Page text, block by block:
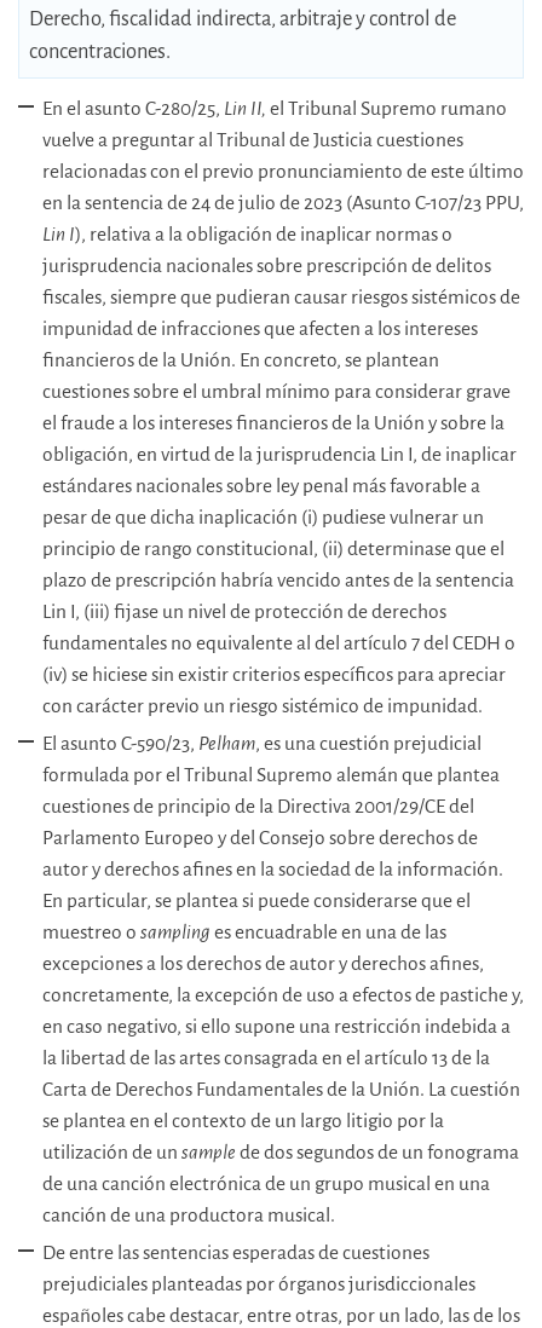
Derecho, fiscalidad indirecta, arbitraje y control de
concentraciones.
En el asunto C-280/25, Lin II, el Tribunal Supremo rumano
vuelve a preguntar al Tribunal de Justicia cuestiones
relacionadas con el previo pronunciamiento de este último
en la sentencia de 24 de julio de 2023 (Asunto C-107/23 PPU,
Lin I), relativa a la obligación de inaplicar normas o
jurisprudencia nacionales sobre prescripción de delitos
fiscales, siempre que pudieran causar riesgos sistémicos de
impunidad de infracciones que afecten a los intereses
financieros de la Unión. En concreto, se plantean
cuestiones sobre el umbral mínimo para considerar grave
el fraude a los intereses financieros de la Unión y sobre la
obligación, en virtud de la jurisprudencia Lin I, de inaplicar
estándares nacionales sobre ley penal más favorable a
pesar de que dicha inaplicación (i) pudiese vulnerar un
principio de rango constitucional, (ii) determinase que el
plazo de prescripción habría vencido antes de la sentencia
Lin I, (iii) fijase un nivel de protección de derechos
fundamentales no equivalente al del artículo 7 del CEDH o
(iv) se hiciese sin existir criterios específicos para apreciar
con carácter previo un riesgo sistémico de impunidad.
El asunto C-590/23, Pelham, es una cuestión prejudicial
formulada por el Tribunal Supremo alemán que plantea
cuestiones de principio de la Directiva 2001/29/CE del
Parlamento Europeo y del Consejo sobre derechos de
autor y derechos afines en la sociedad de la información.
En particular, se plantea si puede considerarse que el
muestreo o sampling es encuadrable en una de las
excepciones a los derechos de autor y derechos afines,
concretamente, la excepción de uso a efectos de pastiche y,
en caso negativo, si ello supone una restricción indebida a
la libertad de las artes consagrada en el artículo 13 de la
Carta de Derechos Fundamentales de la Unión. La cuestión
se plantea en el contexto de un largo litigio por la
utilización de un sample de dos segundos de un fonograma
de una canción electrónica de un grupo musical en una
canción de una productora musical.
De entre las sentencias esperadas de cuestiones
prejudiciales planteadas por órganos jurisdiccionales
españoles cabe destacar, entre otras, por un lado, las de los